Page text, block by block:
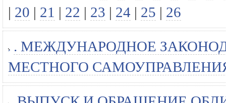
| 20 | 21 | 22 | 23 | 24 | 25 | 26
. МЕЖДУНАРОДНОЕ
МЕСТНОГО САМОУПРАВЛЕНИЯ